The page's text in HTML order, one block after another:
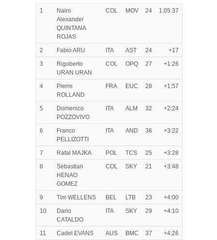
1
Nairo
Alexander
QUINTANA
ROJAS
COL MOV 24 1:05:37
2 Fabio ARU ITA AST 24
+17
3
Rigoberto
URAN URAN
COL OPQ 27 +1:26
4
Pierre
ROLLAND
FRA EUC 28 +1:57
5
Domenico
POZZOVIVO
ITA ALM 32 +2:24
6
Franco
PELLIZOTTI
ITA AND 36 +3:22
7 Rafal MAJKA POL TCS 25
+3:28
8
Sebastian
HENAO
GOMEZ
COL SKY 21 +3:48
9 Tim WELLENS BEL LTB 23
+4:00
10
Dario
CATALDO
ITA SKY 29 +4:10
11 Cadel EVANS AUS BMC 37
+4:26